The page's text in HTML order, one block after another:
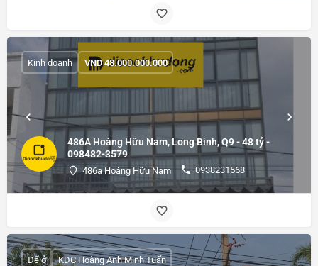
486A Hoàng Hữu Nam, Long Bình, Q9 - 48 tỷ -
098482-3579
486a Hoàng Hữu Nam 0938231568
Kinh doanh VND48.000.000.000
Để ở KDC Hoàng Anh Minh Tuấn